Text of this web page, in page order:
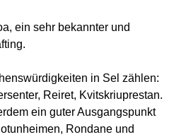
ein sehr bekannter und
in Sel zählen:
Reiret, Kvitskriuprestan.
ein guter Ausgangspunkt
Rondane und